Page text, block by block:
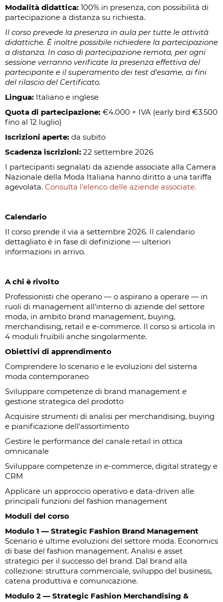
Modalità didattica: 100% in presenza, con possibilità di
partecipazione a distanza su richiesta.
Il corso prevede la presenza in aula per tutte le attività
didattiche. È inoltre possibile richiedere la partecipazione
a distanza. In caso di partecipazione remota, per ogni
sessione verranno verificate la presenza effettiva del
partecipante e il superamento dei test d'esame, ai fini
del rilascio del Certificato.
Lingua: Italiano e inglese
Quota di partecipazione: €4.000 + IVA (early bird €3.500
fino al 12 luglio)
Iscrizioni aperte: da subito
Scadenza iscrizioni: 22 settembre 2026
I partecipanti segnalati da aziende associate alla Camera
Nazionale della Moda Italiana hanno diritto a una tariffa
agevolata. Consulta l'elenco delle aziende associate.
Calendario
Il corso prende il via a settembre 2026. Il calendario
dettagliato è in fase di definizione — ulteriori
informazioni in arrivo.
A chi è rivolto
Professionisti che operano — o aspirano a operare — in
ruoli di management all'interno di aziende del settore
moda, in ambito brand management, buying,
merchandising, retail e e-commerce. Il corso si articola in
4 moduli fruibili anche singolarmente.
Obiettivi di apprendimento
Comprendere lo scenario e le evoluzioni del sistema
moda contemporaneo
Sviluppare competenze di brand management e
gestione strategica del prodotto
Acquisire strumenti di analisi per merchandising, buying
e pianificazione dell'assortimento
Gestire le performance del canale retail in ottica
omnicanale
Sviluppare competenze in e-commerce, digital strategy e
CRM
Applicare un approccio operativo e data-driven alle
principali funzioni del fashion management
Moduli del corso
Modulo 1 — Strategic Fashion Brand Management
Scenario e ultime evoluzioni del settore moda. Economics
di base del fashion management. Analisi e asset
strategici per il successo del brand. Dal brand alla
collezione: struttura commerciale, sviluppo del business,
catena produttiva e comunicazione.
Modulo 2 — Strategic Fashion Merchandising &